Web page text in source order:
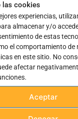
las cookies
experiencias,
almacenar y/o
de estas
el comportamiento de
en este sitio. No
afectar
Aceptar
la política de privacidad y doy mi
e inequívoco para el tratamiento de